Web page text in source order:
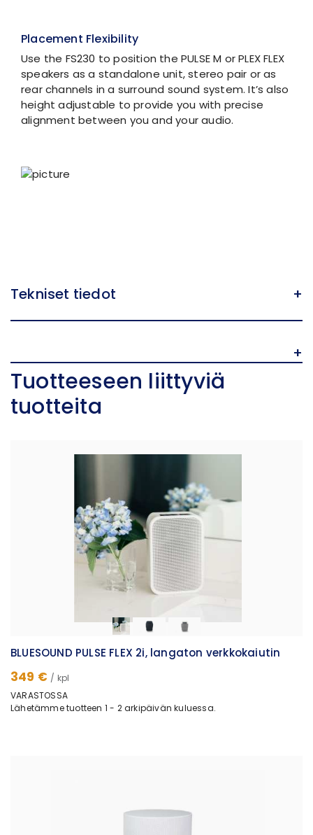
Placement Flexibility
Use the FS230 to position the PULSE M or PLEX FLEX
speakers as a standalone unit, stereo pair or as
rear channels in a surround sound system. It’s also
height adjustable to provide you with precise
alignment between you and your audio.
Tekniset tiedot +
+
Tuotteeseen liittyviä
tuotteita
BLUESOUND PULSE FLEX 2i, langaton verkkokaiutin
349 € / kpl
VARASTOSSA
Lähetämme tuotteen 1 - 2 arkipäivän kuluessa.